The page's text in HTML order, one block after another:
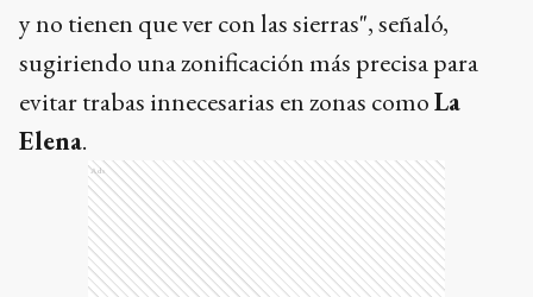
y no tienen que ver con las sierras", señaló,
sugiriendo una zonificación más precisa para
evitar trabas innecesarias en zonas comoLa
Elena.
Ads